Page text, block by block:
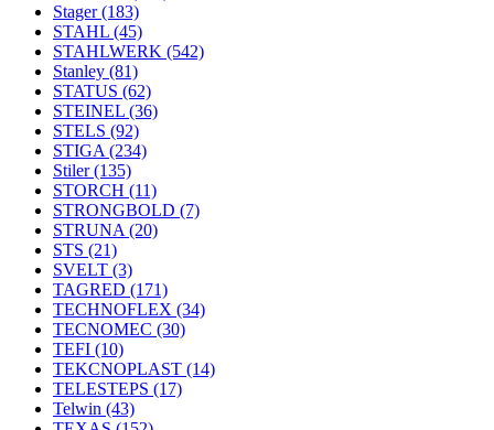
Stager(183)
STAHL (45)
STAHLWERK (542)
Stanley (81)
STATUS (62)
STEINEL (36)
STELS (92)
STIGA (234)
Stiler(135)
STORCH (11)
STRONGBOLD (7)
STRUNA (20)
STS (21)
SVELT (3)
TAGRED (171)
TECHNOFLEX (34)
TECNOMEC (30)
TEFI (10)
TEKCNOPLAST (14)
TELESTEPS (17)
Telwin (43)